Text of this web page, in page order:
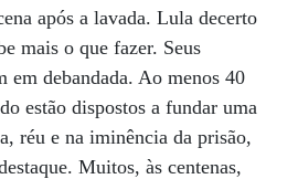
após a lavada. Lula decerto
mais o que fazer. Seus
em debandada. Ao menos 40
estão dispostos a fundar uma
réu e na iminência da prisão,
Muitos, às centenas,